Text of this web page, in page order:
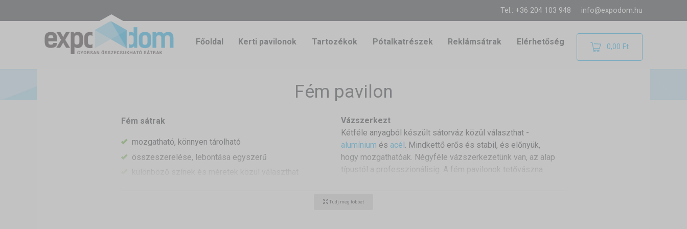
Tel.: +36 204 103 948 info@expodom.hu
Főoldal Kerti pavilonok Tartozékok Pótalkatrészek Reklámsátrak Elérhetőség 0,00 Ft
Fém pavilon
Fém sátrak
mozgatható, könnyen tárolható
összeszerelése, lebontása egyszerű
Vázszerkezt
Kétféle anyagból készült sátorváz közül választhat -
alumínium és acél. Mindkettő erős és stabil, és előnyük,
hogy mozgathatóak. Négyféle vázszerkezetünk van, az alap
típustól a professzionálisig. A fém pavilonok tetővászna
ajtóval, vagy ablakkal is.
Tudj meg többet